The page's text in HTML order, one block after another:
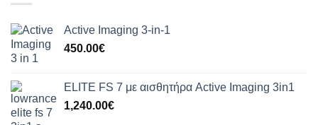
Active Imaging 3-in-1
450.00€
ELITE FS 7 με αισθητήρα Active Imaging 3in1
1,240.00€